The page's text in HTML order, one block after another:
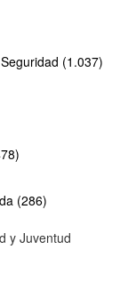
(1.037)
(286)
y Juventud